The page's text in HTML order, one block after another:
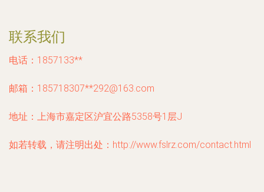
联系我们
电话：1857133**
邮箱：185718307**292@163.com
地址：上海市嘉定区沪宜公路5358号1层J
如若转载，请注明出处：http://www.fslrz.com/contact.html